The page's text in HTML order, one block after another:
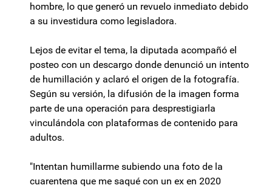
hombre, lo que generó un revuelo inmediato debido
a su investidura como legisladora.
Lejos de evitar el tema, la diputada acompañó el
posteo con un descargo donde denunció un intento
de humillación y aclaró el origen de la fotografía.
Según su versión, la difusión de la imagen forma
parte de una operación para desprestigiarla
vinculándola con plataformas de contenido para
adultos.
"Intentan humillarme subiendo una foto de la
cuarentena que me saqué con un ex en 2020